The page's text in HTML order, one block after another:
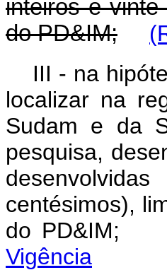
inteiros e
do PD&IM;
III - na
localizar na
Sudam e da
pesquisa,
centésimos),
do PD&IM;
Vigência